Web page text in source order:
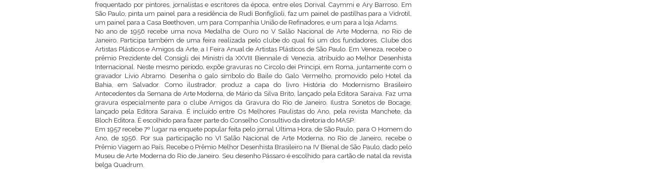
frequentado por pintores, jornalistas e escritores da época, entre eles Dorival Caymmi e Ary Barroso. Em
São Paulo, pinta um painel para a residência de Rudi Bonfiglioli, faz um painel de pastilhas para a Vidrotil,
um painel para a Casa Beethoven, um para Companhia União de Refinadores, e um para a loja Adams.
No ano de 1956 recebe uma nova Medalha de Ouro no V Salão Nacional de Arte Moderna, no Rio de
Janeiro. Participa também de uma feira realizada pelo clube do qual foi um dos fundadores, Clube dos
Artistas Plásticos e Amigos da Arte, a I Feira Anual de Artistas Plásticos de São Paulo. Em Veneza, recebe o
prêmio Prezidente del Consigli dei Ministri da XXVIII Biennale di Venezia, atribuído ao Melhor Desenhista
Internacional. Neste mesmo período, expõe gravuras no Circolo dei Principi, em Roma, juntamente com o
gravador Lívio Abramo. Desenha o galo símbolo do Baile do Galo Vermelho, promovido pelo Hotel da
Bahia, em Salvador. Como ilustrador, produz a capa do livro História do Modernismo Brasileiro
Antecedentes da Semana de Arte Moderna, de Mário da Silva Brito, lançado pela Editora Saraiva. Faz uma
gravura especialmente para o clube Amigos da Gravura do Rio de Janeiro. Ilustra Sonetos de Bocage,
lançado pela Editora Saraiva. É incluído entre Os Melhores Paulistas do Ano, pela revista Manchete, da
Bloch Editora. É escolhido para fazer parte do Conselho Consultivo da diretoria do MASP.
Em 1957 recebe 7º lugar na enquete popular feita pelo jornal Última Hora, de São Paulo, para O Homem do
Ano, de 1956. Por sua participação no VI Salão Nacional de Arte Moderna, no Rio de Janeiro, recebe o
Prêmio Viagem ao País. Recebe o Prêmio Melhor Desenhista Brasileiro na IV Bienal de São Paulo, dado pelo
Museu de Arte Moderna do Rio de Janeiro. Seu desenho Pássaro é escolhido para cartão de natal da revista
belga Quadrum.